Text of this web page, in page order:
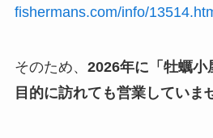
fishermans.com/info/
そのため、 2026年に「牡蠣小
目的に訪れても営業していま